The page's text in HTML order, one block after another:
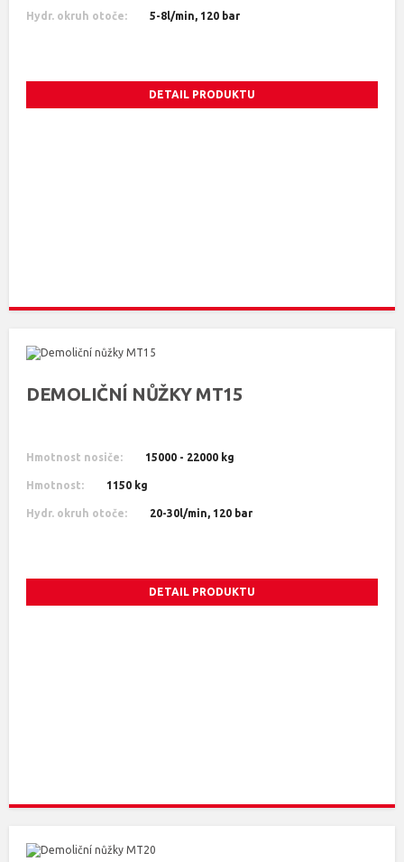
Hydr. okruh otoče: 5-8l/min, 120 bar
DETAIL PRODUKTU
DEMOLIČNÍ NŮŽKY MT15
Hmotnost nosiče: 15000 - 22000 kg
Hmotnost: 1150 kg
Hydr. okruh otoče: 20-30l/min, 120 bar
DETAIL PRODUKTU